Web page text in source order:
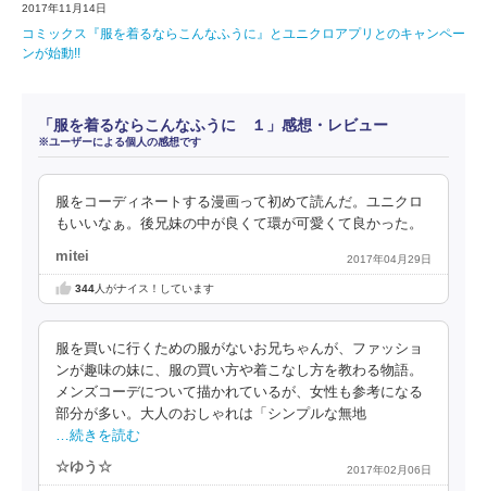
2017年11月14日
コミックス『服を着るならこんなふうに』とユニクロアプリとのキャンペー
ンが始動!!
「服を着るならこんなふうに １」感想・レビュー
※ユーザーによる個人の感想です
服をコーディネートする漫画って初めて読んだ。ユニクロ
もいいなぁ。後兄妹の中が良くて環が可愛くて良かった。
mitei 2017年04月29日
344人がナイス！しています
服を買いに行くための服がないお兄ちゃんが、ファッショ
ンが趣味の妹に、服の買い方や着こなし方を教わる物語。
メンズコーデについて描かれているが、女性も参考になる
部分が多い。大人のおしゃれは「シンプルな無地
…続きを読む
☆ゆう☆ 2017年02月06日